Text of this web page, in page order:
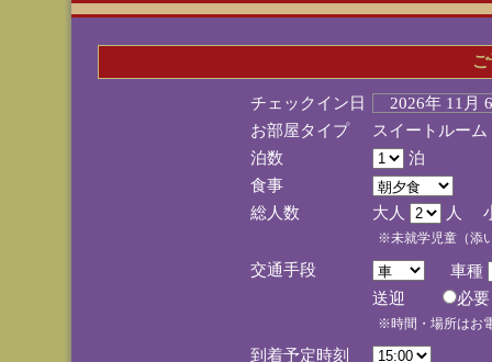
チェックイン日
2026年 11
お部屋タイプ
スイートルー
泊数
泊
食事
総人数
大人 人
※未就学児童（添
交通手段
車種
送迎
※時間・場所はお
到着予定時刻